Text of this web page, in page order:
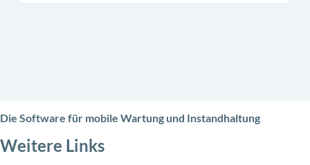
Die Software für mobile Wartung und Instandhaltung
Weitere Links